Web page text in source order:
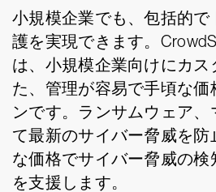
小規模企業でも、包括的で
護を実現できます。
は、小規模企業向けにカス
た、管理が容易で手頃な価
ンです。ランサムウェア、
て最新のサイバー脅威を防
な価格でサイバー脅威の検
を支援します。